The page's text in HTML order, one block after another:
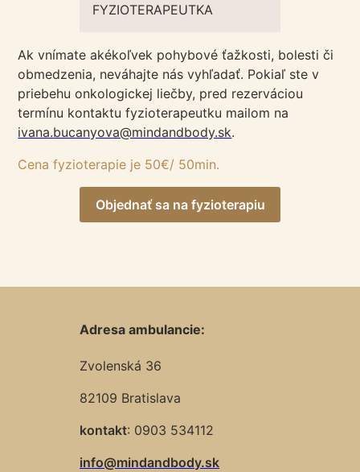
FYZIOTERAPEUTKA
Ak vnímate akékoľvek pohybové ťažkosti, bolesti či
obmedzenia, neváhajte nás vyhľadať. Pokiaľ ste v
priebehu onkologickej liečby, pred rezerváciou
termínu kontaktu fyzioterapeutku mailom na
ivana.bucanyova@mindandbody.sk.
Cena fyzioterapie je 50€/ 50min.
Objednať sa na fyzioterapiu
Adresa ambulancie:
Zvolenská 36
82109 Bratislava
kontakt: 0903 534112
info@mindandbody.sk